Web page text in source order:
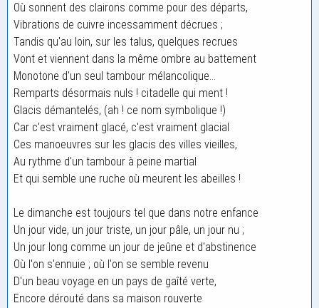
Où sonnent des clairons comme pour des départs,
Vibrations de cuivre incessamment décrues ;
Tandis qu'au loin, sur les talus, quelques recrues
Vont et viennent dans la même ombre au battement
Monotone d'un seul tambour mélancolique...
Remparts désormais nuls ! citadelle qui ment !
Glacis démantelés, (ah ! ce nom symbolique !)
Car c'est vraiment glacé, c'est vraiment glacial
Ces manoeuvres sur les glacis des villes vieilles,
Au rythme d'un tambour à peine martial
Et qui semble une ruche où meurent les abeilles !
Le dimanche est toujours tel que dans notre enfance
Un jour vide, un jour triste, un jour pâle, un jour nu ;
Un jour long comme un jour de jeûne et d'abstinence
Où l'on s'ennuie ; où l'on se semble revenu
D'un beau voyage en un pays de gaîté verte,
Encore dérouté dans sa maison rouverte